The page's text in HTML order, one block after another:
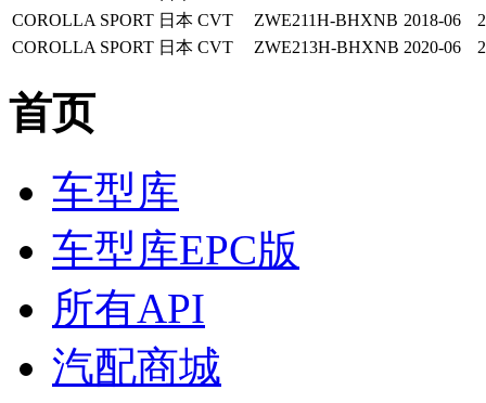
COROLLA SPORT 日本 CVT ZWE211H-BHXNB 2018-06
COROLLA SPORT 日本 CVT ZWE213H-BHXNB 2020-06
首页
车型库
车型库EPC版
所有API
汽配商城